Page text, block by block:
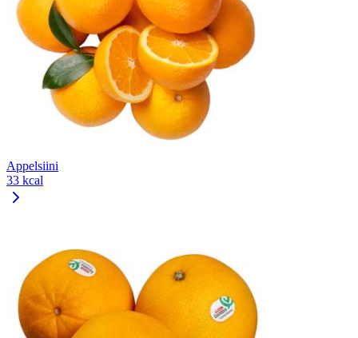
Appelsiini
33 kcal